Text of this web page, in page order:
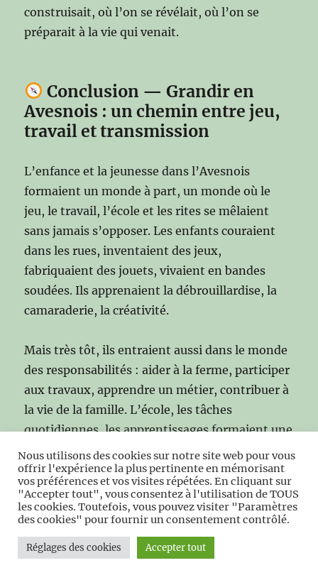
construisait, où l’on se révélait, où l’on se
préparait à la vie qui venait.
Conclusion — Grandir en
Avesnois : un chemin entre jeu,
travail et transmission
L’enfance et la jeunesse dans l’Avesnois
formaient un monde à part, un monde où le
jeu, le travail, l’école et les rites se mêlaient
sans jamais s’opposer. Les enfants couraient
dans les rues, inventaient des jeux,
fabriquaient des jouets, vivaient en bandes
soudées. Ils apprenaient la débrouillardise, la
camaraderie, la créativité.
Mais très tôt, ils entraient aussi dans le monde
des responsabilités : aider à la ferme, participer
aux travaux, apprendre un métier, contribuer à
la vie de la famille. L’école, les tâches
quotidiennes, les apprentissages formaient une
autre part de leur vie, plus sérieuse, plus
exigeante.
Les rites d’entrée dans l’âge adulte —
communion, apprentissage, service militaire,
fiançailles — venaient marquer les étapes de
Nous utilisons des cookies sur notre site web pour vous
offrir l'expérience la plus pertinente en mémorisant
vos préférences et vos visites répétées. En cliquant sur
"Accepter tout", vous consentez à l'utilisation de TOUS
les cookies. Toutefois, vous pouvez visiter "Paramètres
des cookies" pour fournir un consentement contrôlé.
Réglages des cookies Accepter tout